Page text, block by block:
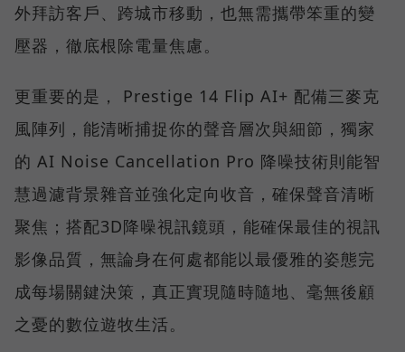
外拜訪客戶、跨城市移動，也無需攜帶笨重的變
壓器，徹底根除電量焦慮。
更重要的是， Prestige 14 Flip AI+ 配備三麥克
風陣列，能清晰捕捉你的聲音層次與細節，獨家
的 AI Noise Cancellation Pro 降噪技術則能智
慧過濾背景雜音並強化定向收音，確保聲音清晰
聚焦；搭配3D降噪視訊鏡頭，能確保最佳的視訊
影像品質，無論身在何處都能以最優雅的姿態完
成每場關鍵決策，真正實現隨時隨地、毫無後顧
之憂的數位遊牧生活。